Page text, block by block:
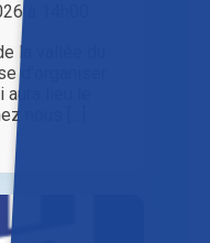
à 14h00
la vallée du
d'organiser
lieu le
nous [...]